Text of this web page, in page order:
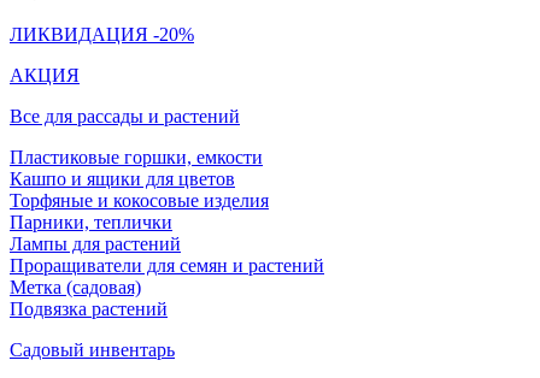
ЛИКВИДАЦИЯ -20%
АКЦИЯ
Все для рассады и растений
Пластиковые горшки, емкости
Кашпо и ящики для цветов
Торфяные и кокосовые изделия
Парники, теплички
Лампы для растений
Проращиватели для семян и растений
Метка (садовая)
Подвязка растений
Садовый инвентарь